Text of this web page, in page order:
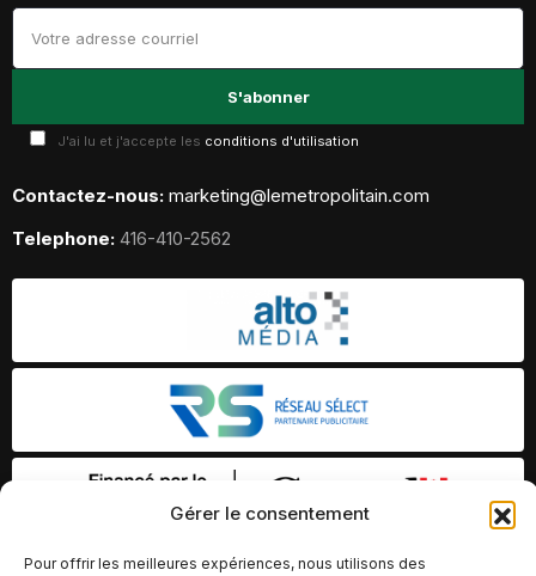
Gérer le consentement
Pour offrir les meilleures expériences, nous utilisons des
J'ai lu et j'accepte les conditions d'utilisation
Contactez-nous: marketing@lemetropolitain.com
Telephone: 416-410-2562